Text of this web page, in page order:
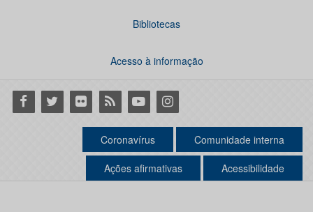
Bibliotecas
Acesso à informação
Facebook
Twitter Flickr RSS YoutubeInstagram
Coronavírus Comunidade interna
Ações afirmativas Acessibilidade